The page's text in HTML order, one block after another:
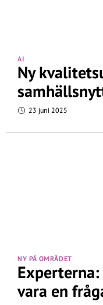
AI
Ny
23 juni 2025
NY PÅ OMRÅDET
vara en